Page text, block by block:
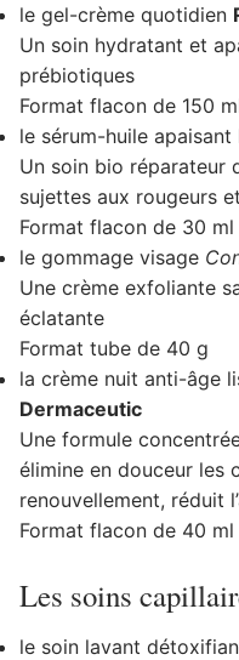
le gel-crème quotidien
Un soin hydratant et
prébiotiques
Format flacon de 150
le sérum-huile apaisant
Un soin bio réparateur
sujettes aux rougeurs
Format flacon de 30 ml
le gommage visage
Une crème exfoliante
éclatante
Format tube de 40 g
la crème nuit anti-âge
Dermaceutic
Une formule
élimine en douceur les
renouvellement, réduit
Format flacon de 40 ml
Les soins
le soin lavant